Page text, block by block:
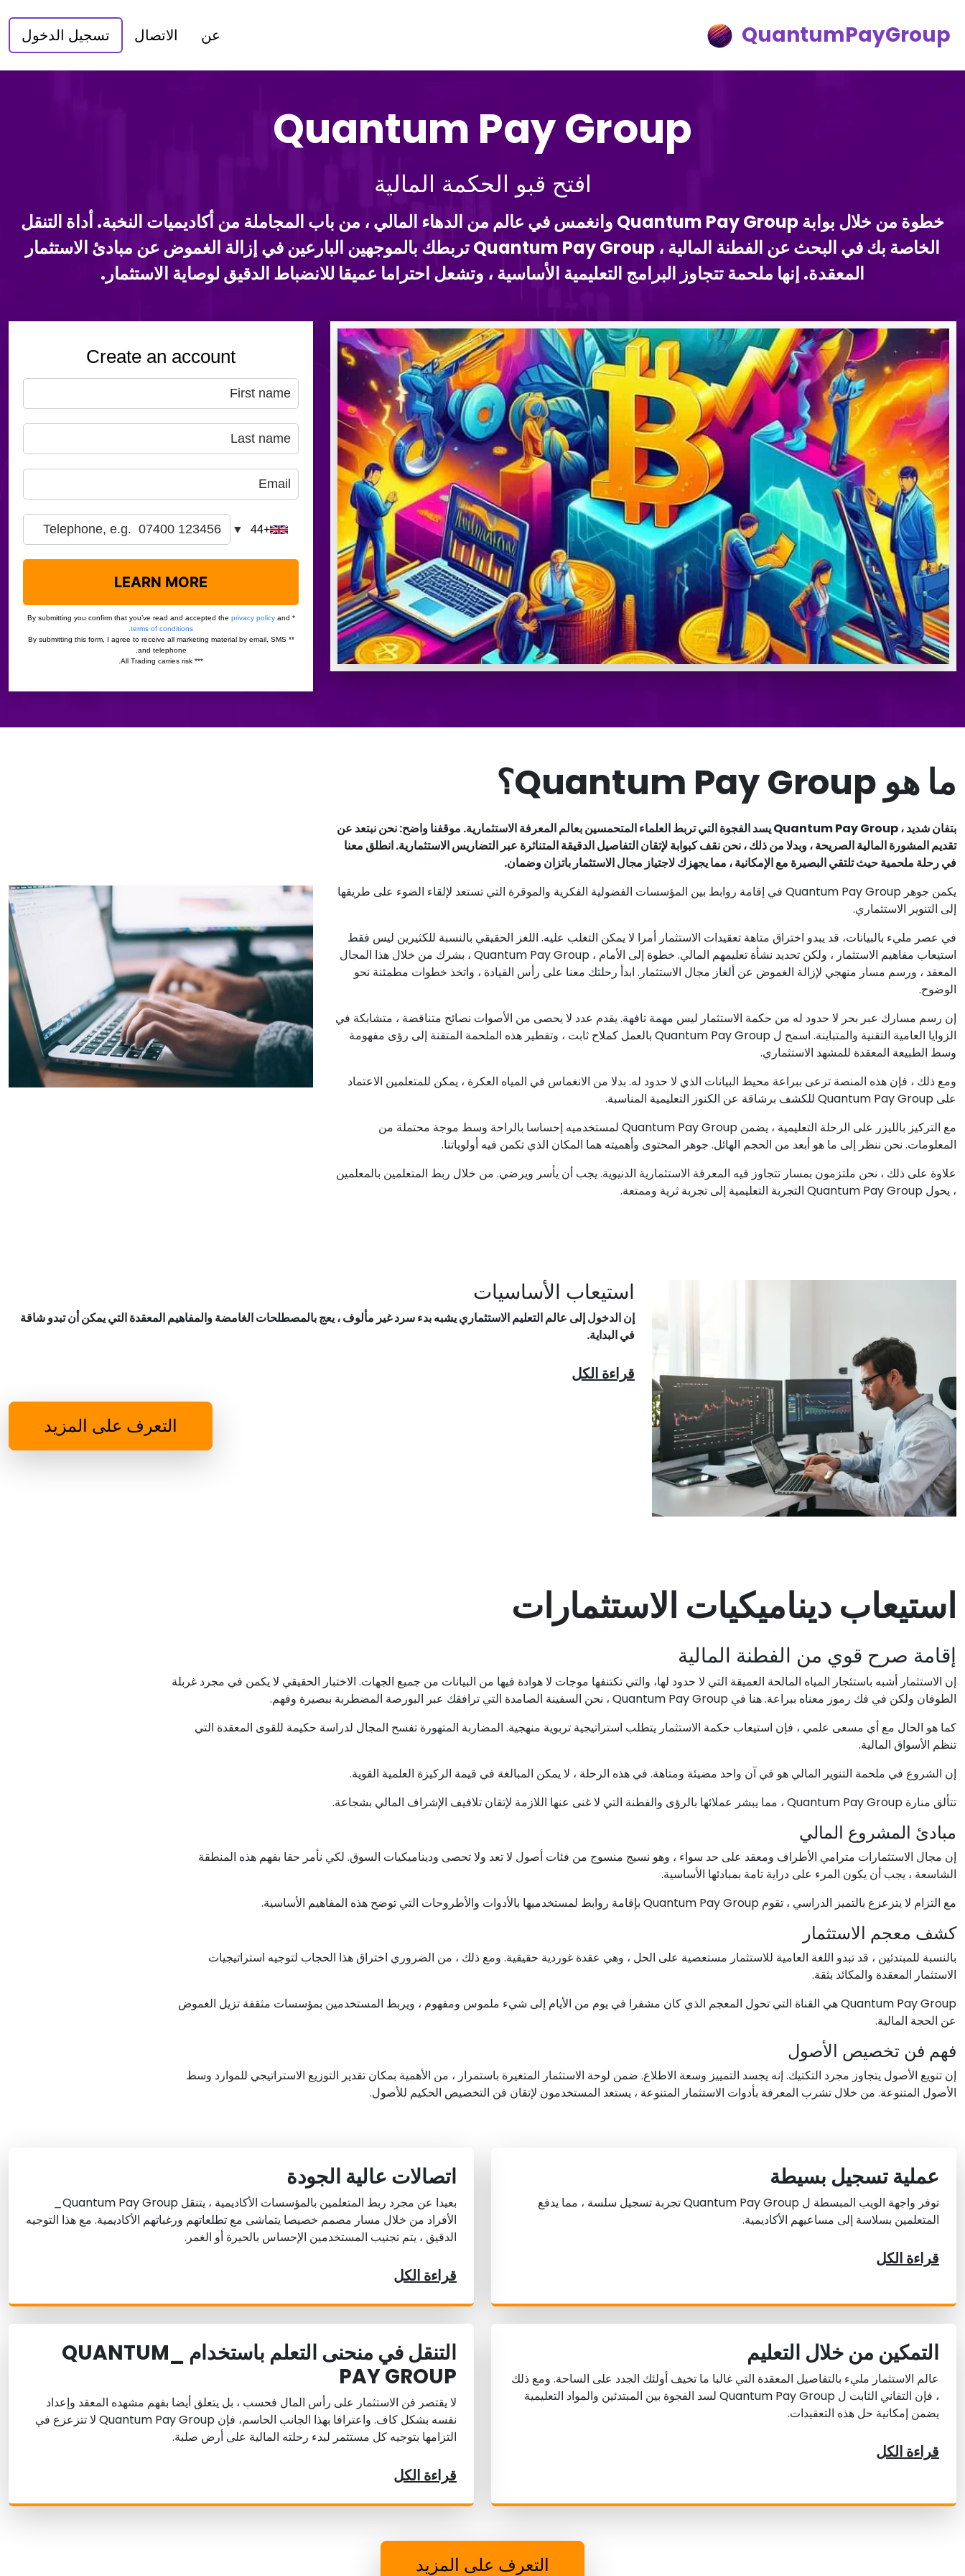
QuantumPayGroup عن الاتصال تسجيل الدخول
Quantum Pay Group
افتح قبو الحكمة المالية
خطوة من خلال بوابة Quantum Pay Group وانغمس في عالم من الدهاء المالي ، من باب المجاملة من أكاديميات النخبة. أداة التنقل
الخاصة بك في البحث عن الفطنة المالية ، Quantum Pay Group تربطك بالموجهين البارعين في إزالة الغموض عن مبادئ الاستثمار
المعقدة. إنها ملحمة تتجاوز البرامج التعليمية الأساسية ، وتشعل احتراما عميقا للانضباط الدقيق لوصاية الاستثمار.
ما هو Quantum Pay Group؟
بتفان شديد ، Quantum Pay Group يسد الفجوة التي تربط العلماء المتحمسين بعالم المعرفة الاستثمارية. موقفنا واضح: نحن نبتعد عن
تقديم المشورة المالية الصريحة ، وبدلا من ذلك ، نحن نقف كبوابة لإتقان التفاصيل الدقيقة المتناثرة عبر التضاريس الاستثمارية. انطلق معنا
في رحلة ملحمية حيث تلتقي البصيرة مع الإمكانية ، مما يجهزك لاجتياز مجال الاستثمار باتزان وضمان.
يكمن جوهر Quantum Pay Group في إقامة روابط بين المؤسسات الفضولية الفكرية والموقرة التي تستعد لإلقاء الضوء على طريقها
إلى التنوير الاستثماري.
في عصر مليء بالبيانات، قد يبدو اختراق متاهة تعقيدات الاستثمار أمرا لا يمكن التغلب عليه. اللغز الحقيقي بالنسبة للكثيرين ليس فقط
استيعاب مفاهيم الاستثمار ، ولكن تحديد نشأة تعليمهم المالي. خطوة إلى الأمام ، Quantum Pay Group ، بشرك من خلال هذا المجال
المعقد ، ورسم مسار منهجي لإزالة الغموض عن ألغاز مجال الاستثمار. ابدأ رحلتك معنا على رأس القيادة ، واتخذ خطوات مطمئنة نحو
الوضوح.
إن رسم مسارك عبر بحر لا حدود له من حكمة الاستثمار ليس مهمة تافهة. يقدم عدد لا يحصى من الأصوات نصائح متناقضة ، متشابكة في
الزوايا العامية التقنية والمتباينة. اسمح ل Quantum Pay Group بالعمل كملاح ثابت ، وتقطير هذه الملحمة المتقنة إلى رؤى مفهومة
وسط الطبيعة المعقدة للمشهد الاستثماري.
ومع ذلك ، فإن هذه المنصة ترعى ببراعة محيط البيانات الذي لا حدود له. بدلا من الانغماس في المياه العكرة ، يمكن للمتعلمين الاعتماد
على Quantum Pay Group للكشف برشاقة عن الكنوز التعليمية المناسبة.
مع التركيز بالليزر على الرحلة التعليمية ، يضمن Quantum Pay Group لمستخدميه إحساسا بالراحة وسط موجة محتملة من
المعلومات. نحن ننظر إلى ما هو أبعد من الحجم الهائل. جوهر المحتوى وأهميته هما المكان الذي تكمن فيه أولوياتنا.
علاوة على ذلك ، نحن ملتزمون بمسار تتجاوز فيه المعرفة الاستثمارية الدنيوية. يجب أن يأسر ويرضي. من خلال ربط المتعلمين بالمعلمين
، يحول Quantum Pay Group التجربة التعليمية إلى تجربة ثرية وممتعة.
استيعاب الأساسيات
إن الدخول إلى عالم التعليم الاستثماري يشبه بدء سرد غير مألوف ، يعج بالمصطلحات الغامضة والمفاهيم المعقدة التي يمكن أن تبدو شاقة
في البداية.
قراءة الكل
التعرف على المزيد
استيعاب ديناميكيات الاستثمارات
إقامة صرح قوي من الفطنة المالية
إن الاستثمار أشبه باستئجار المياه المالحة العميقة التي لا حدود لها، والتي تكتنفها موجات لا هوادة فيها من البيانات من جميع الجهات. الاختبار الحقيقي لا يكمن في مجرد غربلة
الطوفان ولكن في فك رموز معناه ببراعة. هنا في Quantum Pay Group ، نحن السفينة الصامدة التي ترافقك عبر البورصة المضطربة ببصيرة وفهم.
كما هو الحال مع أي مسعى علمي ، فإن استيعاب حكمة الاستثمار يتطلب استراتيجية تربوية منهجية. المضاربة المتهورة تفسح المجال لدراسة حكيمة للقوى المعقدة التي
تنظم الأسواق المالية.
إن الشروع في ملحمة التنوير المالي هو في آن واحد مضيئة ومتاهة. في هذه الرحلة ، لا يمكن المبالغة في قيمة الركيزة العلمية القوية.
تتألق منارة Quantum Pay Group ، مما يبشر عملائها بالرؤى والفطنة التي لا غنى عنها اللازمة لإتقان تلافيف الإشراف المالي بشجاعة.
مبادئ المشروع المالي
إن مجال الاستثمارات مترامي الأطراف ومعقد على حد سواء ، وهو نسيج منسوج من فئات أصول لا تعد ولا تحصى وديناميكيات السوق. لكي نأمر حقا بفهم هذه المنطقة
الشاسعة ، يجب أن يكون المرء على دراية تامة بمبادئها الأساسية.
مع التزام لا يتزعزع بالتميز الدراسي ، تقوم Quantum Pay Group بإقامة روابط لمستخدميها بالأدوات والأطروحات التي توضح هذه المفاهيم الأساسية.
كشف معجم الاستثمار
بالنسبة للمبتدئين ، قد تبدو اللغة العامية للاستثمار مستعصية على الحل ، وهي عقدة غوردية حقيقية. ومع ذلك ، من الضروري اختراق هذا الحجاب لتوجيه استراتيجيات
الاستثمار المعقدة والمكائد بثقة.
Quantum Pay Group هي القناة التي تحول المعجم الذي كان مشفرا في يوم من الأيام إلى شيء ملموس ومفهوم ، ويربط المستخدمين بمؤسسات مثقفة تزيل الغموض
عن الحجة المالية.
فهم فن تخصيص الأصول
إن تنويع الأصول يتجاوز مجرد التكتيك. إنه يجسد التمييز وسعة الاطلاع. ضمن لوحة الاستثمار المتغيرة باستمرار ، من الأهمية بمكان تقدير التوزيع الاستراتيجي للموارد وسط
الأصول المتنوعة. من خلال تشرب المعرفة بأدوات الاستثمار المتنوعة ، يستعد المستخدمون لإتقان فن التخصيص الحكيم للأصول.
عملية تسجيل بسيطة
توفر واجهة الويب المبسطة ل Quantum Pay Group تجربة تسجيل سلسة ، مما يدفع
المتعلمين بسلاسة إلى مساعيهم الأكاديمية.
قراءة الكل
اتصالات عالية الجودة
الأفراد من خلال مسار مصمم خصيصا يتماشى مع تطلعاتهم ورغباتهم الأكاديمية. مع هذا التوجيه
الدقيق ، يتم تجنيب المستخدمين الإحساس بالحيرة أو الغمر.
قراءة الكل
التمكين من خلال التعليم
عالم الاستثمار مليء بالتفاصيل المعقدة التي غالبا ما تخيف أولئك الجدد على الساحة. ومع ذلك
، فإن التفاني الثابت ل Quantum Pay Group لسد الفجوة بين المبتدئين والمواد التعليمية
يضمن إمكانية حل هذه التعقيدات.
قراءة الكل
التنقل في منحنى التعلم باستخدام _QUANTUM
PAY GROUP
لا يقتصر فن الاستثمار على رأس المال فحسب ، بل يتعلق أيضا بفهم مشهده المعقد وإعداد
نفسه بشكل كاف. واعترافا بهذا الجانب الحاسم، فإن Quantum Pay Group لا تتزعزع في
التزامها بتوجيه كل مستثمر لبدء رحلته المالية على أرض صلبة.
قراءة الكل
التعرف على المزيد